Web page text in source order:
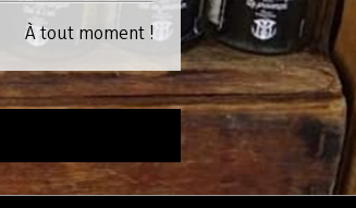
À tout moment !